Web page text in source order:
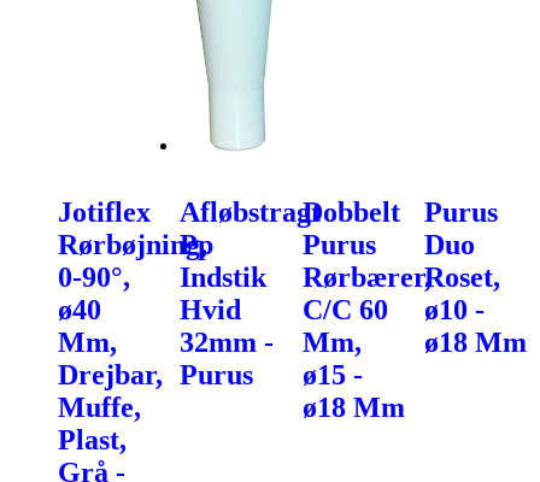
Jotiflex
Rørbøjning,
0-90°,
ø40
Mm,
Drejbar,
Muffe,
Plast,
Grå -
Afløbstragt
Pp
Indstik
Hvid
32mm -
Purus
Dobbelt
Purus
Rørbærer,
C/C 60
Mm,
ø15 -
ø18 Mm
Purus
Duo
Roset,
ø10 -
ø18 Mm